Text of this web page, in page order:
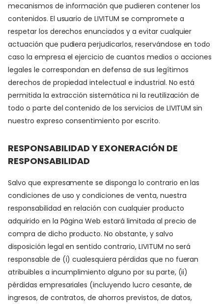
mecanismos de información que pudieren contener los
contenidos. El usuario de LIVITUM se compromete a
respetar los derechos enunciados y a evitar cualquier
actuación que pudiera perjudicarlos, reservándose en todo
caso la empresa el ejercicio de cuantos medios o acciones
legales le correspondan en defensa de sus legítimos
derechos de propiedad intelectual e industrial. No está
permitida la extracción sistemática ni la reutilización de
todo o parte del contenido de los servicios de LIVITUM sin
nuestro expreso consentimiento por escrito.
RESPONSABILIDAD Y EXONERACIÓN DE
RESPONSABILIDAD
Salvo que expresamente se disponga lo contrario en las
condiciones de uso y condiciones de venta, nuestra
responsabilidad en relación con cualquier producto
adquirido en la Página Web estará limitada al precio de
compra de dicho producto. No obstante, y salvo
disposición legal en sentido contrario, LIVITUM no será
responsable de (i) cualesquiera pérdidas que no fueran
atribuibles a incumplimiento alguno por su parte, (ii)
pérdidas empresariales (incluyendo lucro cesante, de
ingresos, de contratos, de ahorros previstos, de datos,